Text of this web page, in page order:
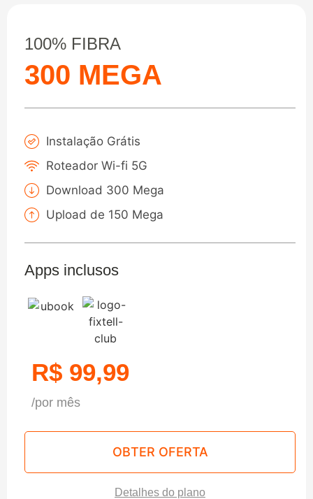
100% FIBRA
300 MEGA
Instalação Grátis
Roteador Wi-fi 5G
Download 300 Mega
Upload de 150 Mega
Apps inclusos
R$ 99,99
/por mês
OBTER OFERTA
Detalhes do plano